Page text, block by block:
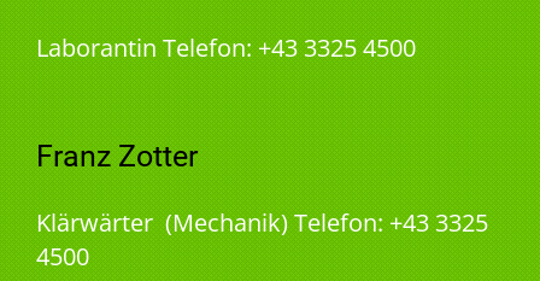
Laborantin Telefon: +43 3325 4500
Franz Zotter
Klärwärter (Mechanik) Telefon: +43 3325
4500